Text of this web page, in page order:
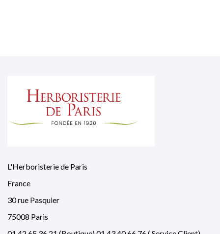
L'Herboristerie de Paris
France
30 rue Pasquier
75008 Paris